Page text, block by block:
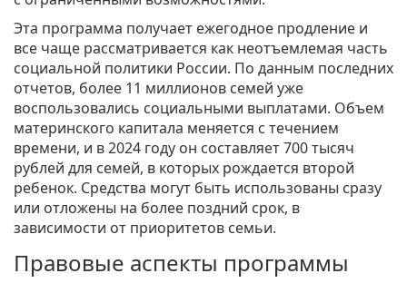
Эта программа получает ежегодное продление и
все чаще рассматривается как неотъемлемая часть
социальной политики России. По данным последних
отчетов, более 11 миллионов семей уже
воспользовались социальными выплатами. Объем
материнского капитала меняется с течением
времени, и в 2024 году он составляет 700 тысяч
рублей для семей, в которых рождается второй
ребенок. Средства могут быть использованы сразу
или отложены на более поздний срок, в
зависимости от приоритетов семьи.
Правовые аспекты программы